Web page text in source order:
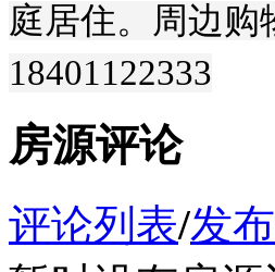
庭居住。周边购
18401122333
房源评论
评论列表/发